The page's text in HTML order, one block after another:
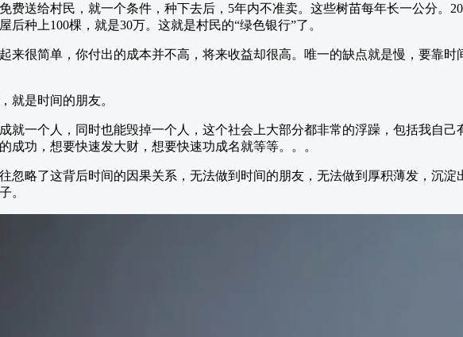
费送给村民，就一个条件，种下去后，5年内不准卖。这些树苗每年长一公分。
后种上100棵，就是30万。这就是村民的“绿色银行”了。
来很简单，你付出的成本并不高，将来收益却很高。唯一的缺点就是慢，要靠时
就是时间的朋友。
就一个人，同时也能毁掉一个人，这个社会上大部分都非常的浮躁，包括我自己
成功，想要快速发大财，想要快速功成名就等等。。。
忽略了这背后时间的因果关系，无法做到时间的朋友，无法做到厚积薄发，沉
。